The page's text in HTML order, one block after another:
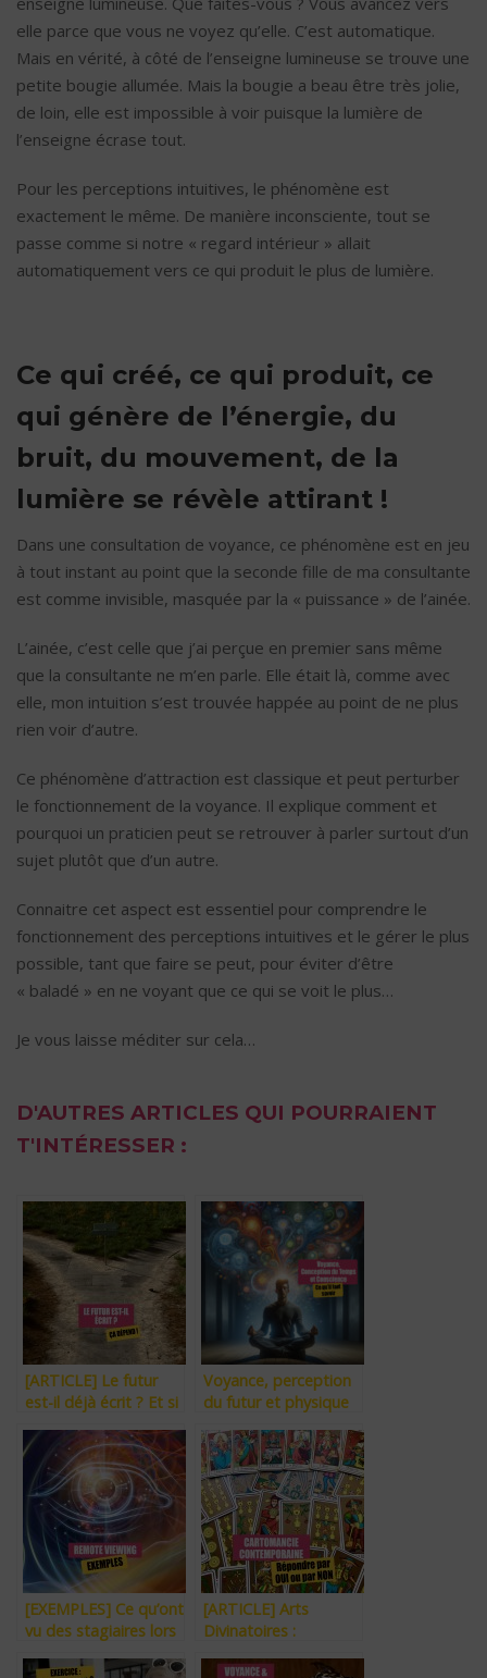
elle parce que vous ne voyez qu’elle. C’est automatique.
Mais en vérité, à côté de l’enseigne lumineuse se trouve une
petite bougie allumée. Mais la bougie a beau être très jolie,
de loin, elle est impossible à voir puisque la lumière de
l’enseigne écrase tout.
Pour les perceptions intuitives, le phénomène est
exactement le même. De manière inconsciente, tout se
passe comme si notre « regard intérieur » allait
automatiquement vers ce qui produit le plus de lumière.
Ce qui créé, ce qui produit, ce
qui génère de l’énergie, du
bruit, du mouvement, de la
lumière se révèle attirant !
Dans une consultation de voyance, ce phénomène est en jeu
à tout instant au point que la seconde fille de ma consultante
est comme invisible, masquée par la « puissance » de l’ainée.
L’ainée, c’est celle que j’ai perçue en premier sans même
que la consultante ne m’en parle. Elle était là, comme avec
elle, mon intuition s’est trouvée happée au point de ne plus
rien voir d’autre.
Ce phénomène d’attraction est classique et peut perturber
le fonctionnement de la voyance. Il explique comment et
pourquoi un praticien peut se retrouver à parler surtout d’un
sujet plutôt que d’un autre.
Connaitre cet aspect est essentiel pour comprendre le
fonctionnement des perceptions intuitives et le gérer le plus
possible, tant que faire se peut, pour éviter d’être
« baladé » en ne voyant que ce qui se voit le plus…
Je vous laisse méditer sur cela…
D'AUTRES ARTICLES QUI POURRAIENT
T'INTÉRESSER :
[ARTICLE] Le futur
est-il déjà écrit ? Et si
?
Voyance, perception
du futur et physique
[EXEMPLES] Ce qu’ont
vu des stagiaires lors
[ARTICLE] Arts
Divinatoires :